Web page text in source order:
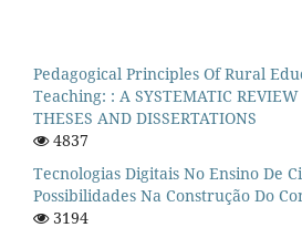
Pedagogical Principles Of Rural
Teaching: : A SYSTEMATIC
THESES AND DISSERTATIONS
4837
Tecnologias Digitais No Ensino De
Possibilidades Na Construção Do
3194